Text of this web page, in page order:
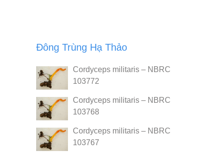
Đông Trùng Hạ Thảo
Cordyceps militaris – NBRC
103772
Cordyceps militaris – NBRC
103768
Cordyceps militaris – NBRC
103767